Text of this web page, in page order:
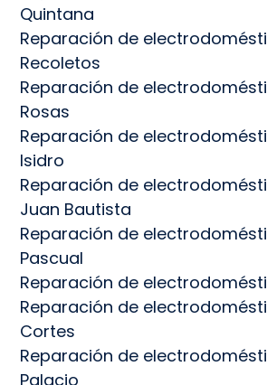
Quintana
Reparación de
Recoletos
Reparación de
Rosas
Reparación de
Isidro
Reparación de
Juan Bautista
Reparación de
Pascual
Reparación de
Reparación de
Cortes
Reparación de
Palacio